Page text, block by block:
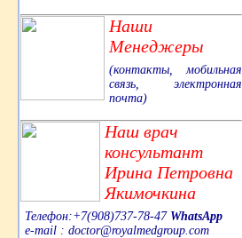
Наши
Менеджеры
(контакты, мобильная
связь, электронная
почта)
Наш врач
консультант
Ирина Петровна
Якимочкина
Телефон:+7(908)737-78-47 WhatsApp
e-mail : doctor@royalmedgroup.com